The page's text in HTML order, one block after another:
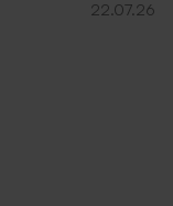
22.07.26